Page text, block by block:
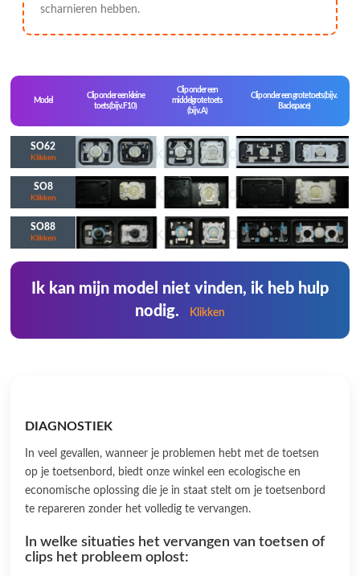
scharnieren hebben.
Model
Clip onder een kleine
toets (bijv. F10)
Clip onder een
middelgrote toets
(bijv. A)
Clip onder een grote toets (bijv.
Backspace)
SO62
Klikken
SO8
Klikken
SO88
Klikken
Ik kan mijn model niet vinden, ik heb hulp
nodig.
Klikken
DIAGNOSTIEK
In veel gevallen, wanneer je problemen hebt met de toetsen
op je toetsenbord, biedt onze winkel een ecologische en
economische oplossing die je in staat stelt om je toetsenbord
te repareren zonder het volledig te vervangen.
In welke situaties het vervangen van toetsen of
clips het probleem oplost: